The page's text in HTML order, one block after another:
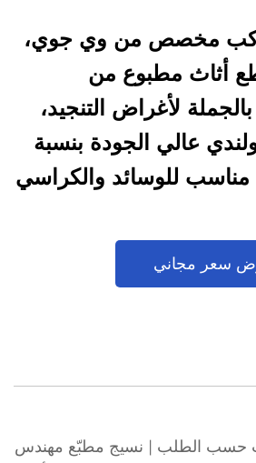
مخصص من وي جوي،
أثاث مطبوع من
بالجملة لأغراض التنجيد،
عالي الجودة بنسبة
مناسب للوسائد والكراسي
سعر مجاني
حسب الطلب | نسيج مطبّع مهندس